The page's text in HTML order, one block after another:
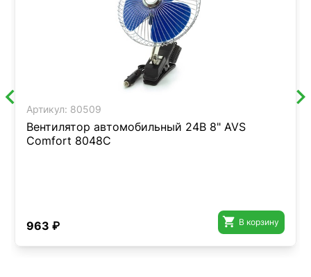
Артикул: 80509
Вентилятор автомобильный 24В 8" AVS
Comfort 8048C
963 ₽  В корзину